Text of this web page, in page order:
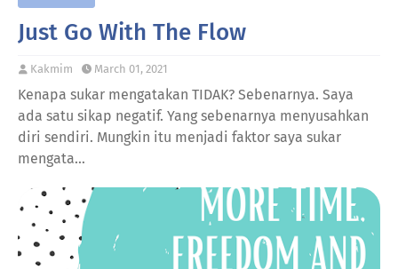
Just Go With The Flow
Kakmim March 01, 2021
Kenapa sukar mengatakan TIDAK? Sebenarnya. Saya
ada satu sikap negatif. Yang sebenarnya menyusahkan
diri sendiri. Mungkin itu menjadi faktor saya sukar
mengata…